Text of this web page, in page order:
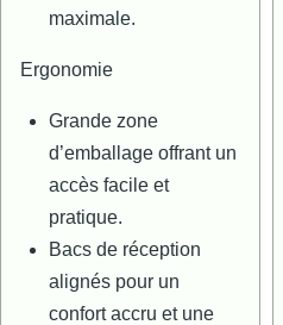
maximale.
Ergonomie
Grande zone
d’emballage offrant un
accès facile et
pratique.
Bacs de réception
alignés pour un
confort accru et une